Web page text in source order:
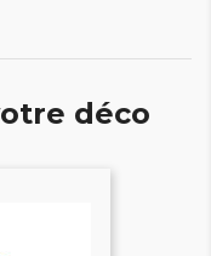
déco